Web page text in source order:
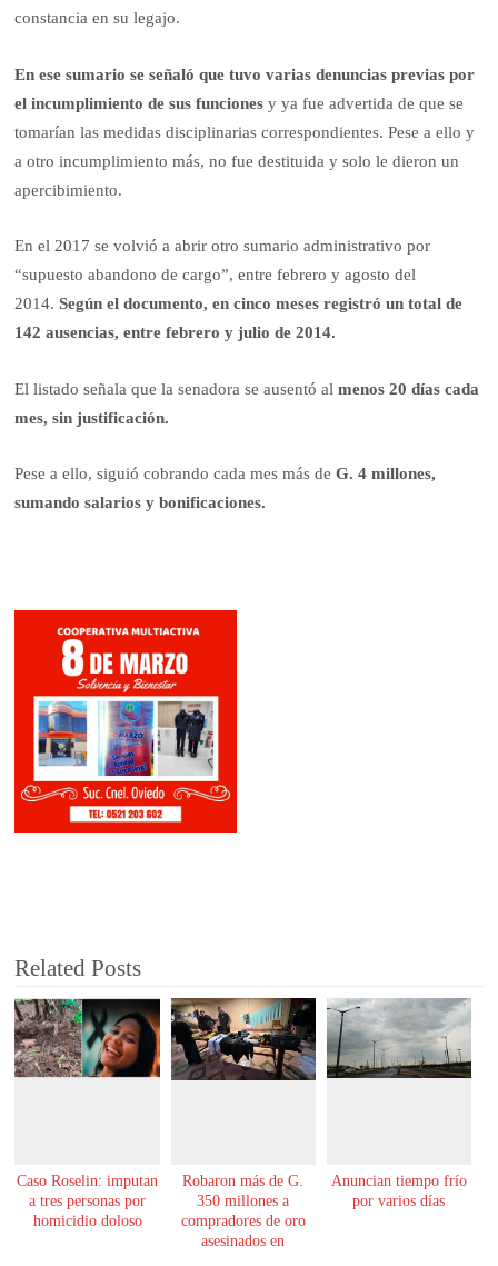
constancia en su legajo.
En ese sumario se señaló que tuvo varias denuncias previas por
el incumplimiento de sus funciones y ya fue advertida de que se
tomarían las medidas disciplinarias correspondientes. Pese a ello y
a otro incumplimiento más, no fue destituida y solo le dieron un
apercibimiento.
En el 2017 se volvió a abrir otro sumario administrativo por
“supuesto abandono de cargo”, entre febrero y agosto del
2014.Según el documento, en cinco meses registró un total de
142 ausencias, entre febrero y julio de 2014.
El listado señala que la senadora se ausentó almenos 20 días cada
mes, sin justificación.
Pese a ello, siguió cobrando cada mes más deG. 4 millones,
sumando salarios y bonificaciones.
Related Posts
Caso Roselin: imputan
a tres personas por
homicidio doloso
Robaron más de G.
350 millones a
compradores de oro
asesinados en
Anuncian tiempo frío
por varios días